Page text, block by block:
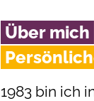
Über mich
1983 bin ich